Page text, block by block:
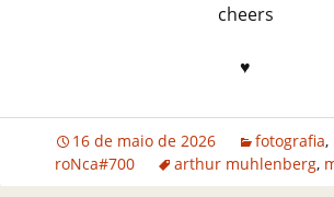
cheers
♥
16 de maio de 2026 fotografia,
roNca#700
arthur muhlenberg,